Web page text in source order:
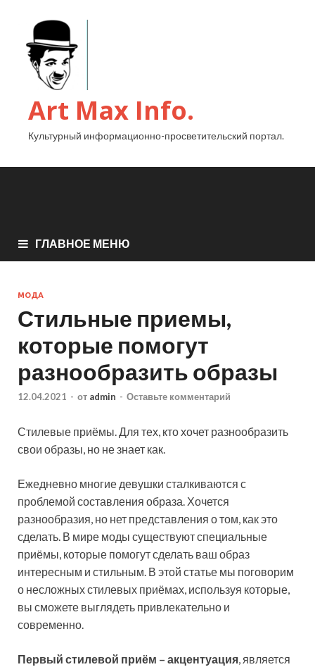
Art Max Info.
Культурный информационно-просветительский портал.
ГЛАВНОЕ МЕНЮ
МОДА
Стильные приемы,
которые помогут
разнообразить образы
12.04.2021 - от admin - Оставьте комментарий
Стилевые приёмы. Для тех, кто хочет разнообразить
свои образы, но не знает как.
Ежедневно многие девушки сталкиваются с
проблемой составления образа. Хочется
разнообразия, но нет представления о том, как это
сделать. В мире моды существуют специальные
приёмы, которые помогут сделать ваш образ
интересным и стильным. В этой статье мы поговорим
о несложных стилевых приёмах, используя которые,
вы сможете выглядеть привлекательно и
современно.
Первый стилевой приём – акцентуация, является